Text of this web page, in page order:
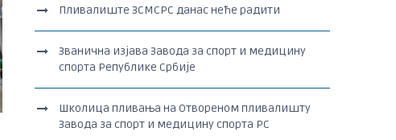
Пливалиште ЗСМСРС данас неће радити
Званична изјава Завода за спорт и медицину
спорта Републике Србије
Школица пливања на Отвореном пливалишту
Завода за спорт и медицину спорта РС